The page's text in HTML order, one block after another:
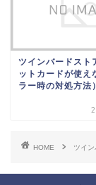
ツインバードスト
ットカードが使え
ラー時の対処方法）
HOME ツイ